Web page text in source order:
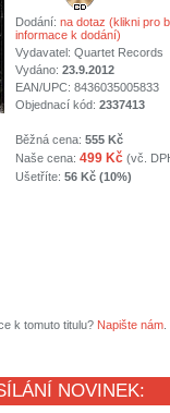
Dodání: na dotaz (klikni pro
informace k dodání)
Vydavatel: Quartet Records
Vydáno: 23.9.2012
EAN/UPC: 8436035005833
Objednací kód: 2337413
Běžná cena: 555 Kč
Naše cena: 499 Kč (vč.
Ušetříte: 56 Kč (10%)
k tomuto titulu? Napište nám
NOVINEK: